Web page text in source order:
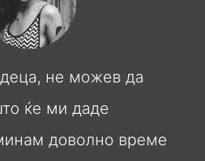
не можев да
ќе ми даде
доволно време